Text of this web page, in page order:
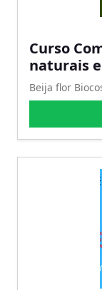
Curso
naturais
Beija flor